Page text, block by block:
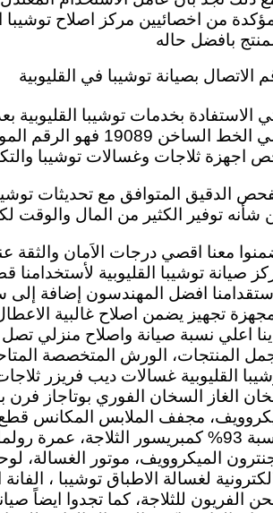
من اخصائيين مركز اصلاح توشيبا
بافضل حاله
الاتصال بصيانة توشيبا في القليوبية
الاستفادة بخدمات توشيبا القليوبية
علي الخط الساخن 19089
اجهزة ثلاجات وغسالات توشيبا
الدقيق المتوافق مع تحديثات
شأنه توفير الكثير من المال والوقت
معنا اقصي درجات الاَمان والثقة
صيانة توشيبا القليوبية لأستخدامنا
افضل المهندسون إضافة إلى
تجهيز يضمن اصلاح غالبية
المنتجات، الورش المتخصصة
القليوبية غسالات ديب فريزر
الغاز السخان الفوري بوتاجاز فرن
مجفف الملابس المكانس قطع
بنسبة 93% كمبريسور الثلاجة، عمرة
الميكروويف، موتور الغسالة،
لغسالة الاطباق توشيبا ،
الفريون للثلاجة، كما تجدوا ايضاً